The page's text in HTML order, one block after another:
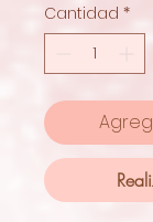
Cantidad *